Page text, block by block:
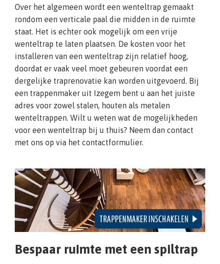
Over het algemeen wordt een wenteltrap gemaakt
rondom een verticale paal die midden in de ruimte
staat. Het is echter ook mogelijk om een vrije
wenteltrap te laten plaatsen. De kosten voor het
installeren van een wenteltrap zijn relatief hoog,
doordat er vaak veel moet gebeuren voordat een
dergelijke traprenovatie kan worden uitgevoerd. Bij
een trappenmaker uit Izegem bent u aan het juiste
adres voor zowel stalen, houten als metalen
wenteltrappen. Wilt u weten wat de mogelijkheden
voor een wenteltrap bij u thuis? Neem dan contact
met ons op via het contactformulier.
Bespaar ruimte met een spiltrap